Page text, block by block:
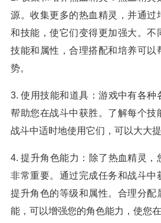
源。收集更多的热血精灵，并通过
和技能，使它们变得更加强大。不
技能和属性，合理搭配和培养可以
势。
3. 使用技能和道具：游戏中有各种
帮助您在战斗中获胜。了解每个技
战斗中适时地使用它们，可以大大
4. 提升角色能力：除了热血精灵，
非常重要。通过完成任务和战斗中
提升角色的等级和属性。合理分配
能，可以增强您的角色能力，使您